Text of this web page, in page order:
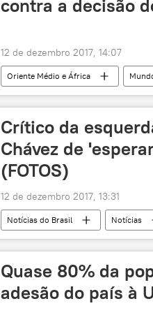
contra a decisão
12 de dezembro 2017, 14:07
Oriente Médio e África
Jerusalém
Donald Trump
Crítico da
Chávez de
(FOTOS)
12 de dezembro 2017, 13:31
Notícias do Brasil Notícias
Luiz Inácio Lula da Silva
Aldo
Quase 80% da
adesão do país à